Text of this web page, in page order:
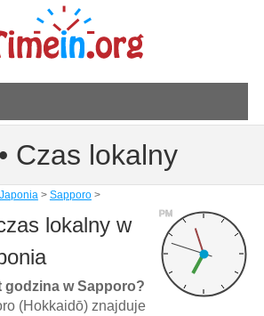
Czas lokalny
Japonia> Sapporo>
PM
lokalny w
godzina w Sapporo?
(Hokkaidō) znajduje